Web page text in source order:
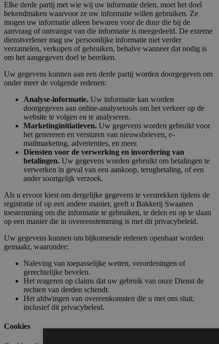
Elke derde partij met wie wij uw informatie delen, moet het doel
bekendmaken waarvoor ze uw informatie willen gebruiken. Ze
mogen uw informatie alleen bewaren voor de duur die bij de
aanvraag of ontvangst van die informatie is meegedeeld. De externe
dienstverlener mag uw persoonlijke informatie niet verder
verzamelen, verkopen of gebruiken, behalve wanneer dat nodig is
om het aangegeven doel te bereiken.
Uw gegevens kunnen aan een derde partij worden doorgegeven om
onder meer de volgende redenen:
Analyse-informatie. Uw informatie kan worden
doorgegeven aan online-analysetools om het verkeer op de
website te volgen en te analyseren.
Marketinginitiatieven. Uw gegevens worden gebruikt voor
het genereren en versturen van nieuwsbrieven, e-
mailmarketing, advertenties, en meer.
Diensten voor de verwerking en invordering van
betalingen. Uw gegevens worden gebruikt om betalingen te
verwerken in geval van een aankoop, terugbetaling, of een
ander soortgelijk verzoek.
Als u ervoor kiest om dergelijke gegevens te verstrekken tijdens de
registratie of op een andere manier, geeft u Bakkerij Swaanen
toestemming om die informatie te gebruiken, te delen en op te slaan
op een manier die in overeenstemming is met dit privacybeleid.
Uw gegevens kunnen om bijkomende redenen openbaar worden
gemaakt, waaronder:
Naleving van toepasselijke wetten, verordeningen of
gerechtelijke bevelen.
Het reageren op claims dat uw gebruik van onze Dienst de
rechten van derden schendt.
Het afdwingen van overeenkomsten die u met ons sluit,
inclusief dit privacybeleid.
Cookies